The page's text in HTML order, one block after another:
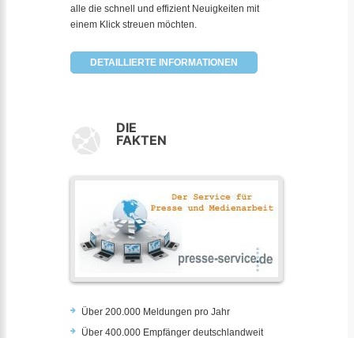
alle die schnell und effizient Neuigkeiten mit
einem Klick streuen möchten.
DETAILLIERTE INFORMATIONEN
DIE
FAKTEN
Über 200.000 Meldungen pro Jahr
Über 400.000 Empfänger deutschlandweit